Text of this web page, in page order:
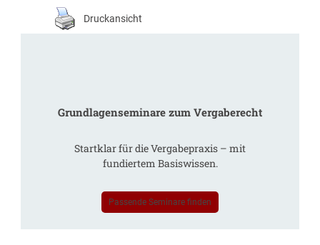
Druckansicht
Grundlagenseminare zum Vergaberecht
Startklar für die Vergabepraxis – mit
fundiertem Basiswissen.
Passende Seminare finden